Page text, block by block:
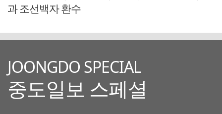
과 조선백자 환수
JOONGDO SPECIAL
중도일보 스페셜